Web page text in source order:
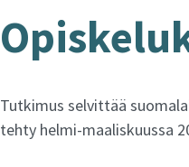
Tutkimus selvittää
tehty helmi-maaliskuussa